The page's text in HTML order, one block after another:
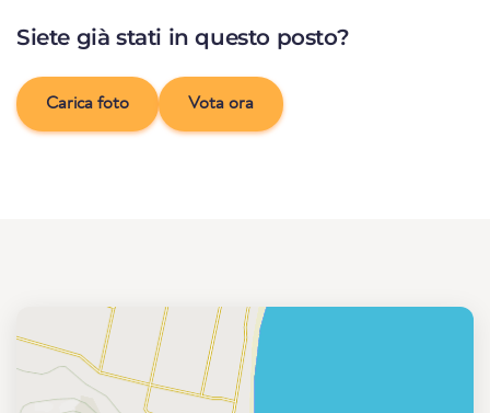
Siete già stati in questo posto?
Carica foto Vota ora